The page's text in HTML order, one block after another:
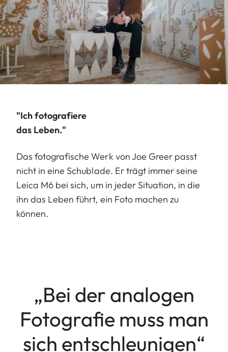
"Ich fotografiere
das Leben."
Das fotografische Werk von Joe Greer passt
nicht in eine Schublade. Er trägt immer seine
Leica M6 bei sich, um in jeder Situation, in die
ihn das Leben führt, ein Foto machen zu
können.
„Bei der analogen
Fotografie muss man
sich entschleunigen“